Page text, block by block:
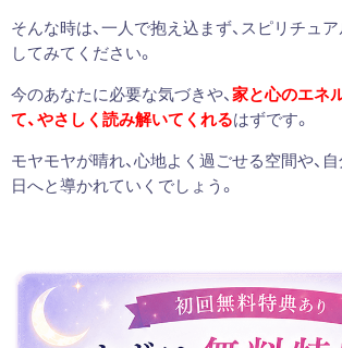
そんな時は、一人で抱え込まず、スピリチュ
してみてください。
今のあなたに必要な気づきや、家と心のエネ
て、やさしく読み解いてくれるはずです。
モヤモヤが晴れ、心地よく過ごせる空間や、
日へと導かれていくでしょう。